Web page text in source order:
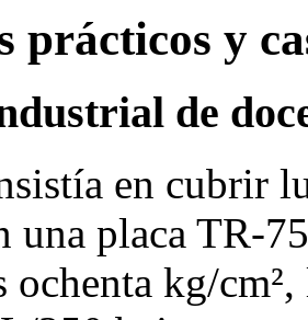
prácticos y
de
en cubrir
una placa
ochenta kg/